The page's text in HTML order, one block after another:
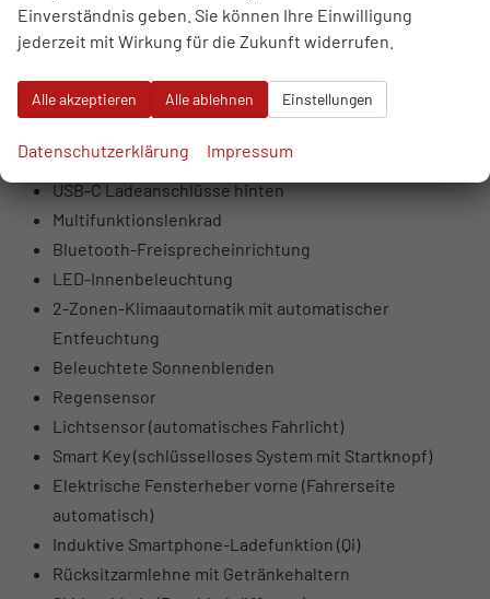
10,25" digitales Kombiinstrument
DAB+ Digitalradio
Hochtöner vorne (insgesamt 6 Lautsprecher)
Laden)
USB-C Ladeanschlüsse hinten
Multifunktionslenkrad
Bluetooth-Freisprecheinrichtung
LED-Innenbeleuchtung
2-Zonen-Klimaautomatik mit automatischer
Entfeuchtung
Beleuchtete Sonnenblenden
Regensensor
Lichtsensor (automatisches Fahrlicht)
Smart Key (schlüsselloses System mit Startknopf)
Elektrische Fensterheber vorne (Fahrerseite
automatisch)
Induktive Smartphone-Ladefunktion (Qi)
Rücksitzarmlehne mit Getränkehaltern
Einverständnis geben. Sie können Ihre Einwilligung
jederzeit mit Wirkung für die Zukunft widerrufen.
Alle akzeptieren Alle ablehnen Einstellungen
Datenschutzerklärung Impressum